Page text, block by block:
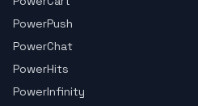
PowerPush
PowerChat
PowerHits
PowerInfinity